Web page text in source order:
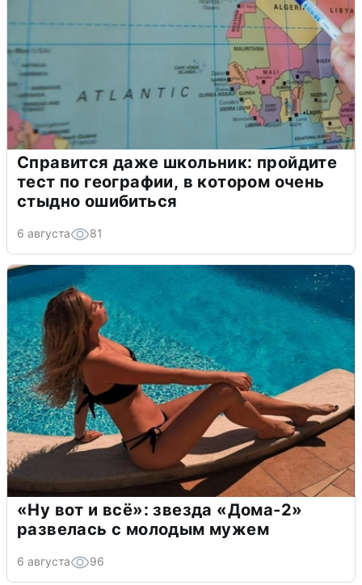
Справится даже школьник: пройдите
тест по географии, в котором очень
стыдно ошибиться
6 августа 81
«Ну вот и всё»: звезда «Дома-2»
развелась с молодым мужем
6 августа 96